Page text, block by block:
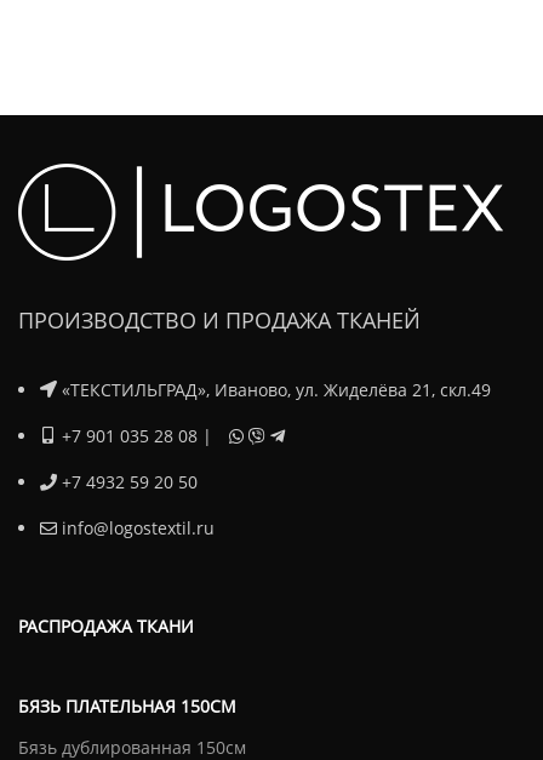
ПРОИЗВОДСТВО И ПРОДАЖА ТКАНЕЙ
«ТЕКСТИЛЬГРАД», Иваново, ул. Жиделёва 21, скл.49
+7 901 035 28 08 |
+7 4932 59 20 50
info@logostextil.ru
РАСПРОДАЖА ТКАНИ
БЯЗЬ ПЛАТЕЛЬНАЯ 150СМ
Бязь дублированная 150см